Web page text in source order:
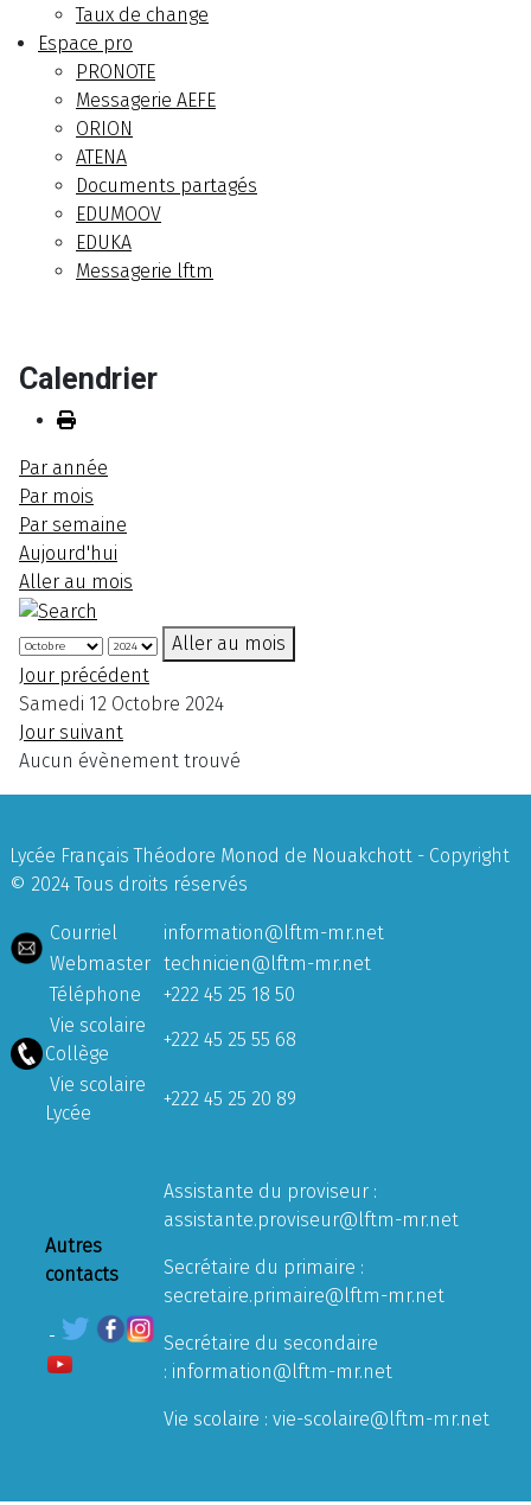
Taux de change
Espace pro
PRONOTE
Messagerie AEFE
ORION
ATENA
Documents partagés
EDUMOOV
EDUKA
Messagerie lftm
Calendrier
Par année
Par mois
Par semaine
Aujourd'hui
Aller au mois
Aller au mois
Jour précédent
Samedi 12 Octobre 2024
Jour suivant
Aucun évènement trouvé
Lycée Français Théodore Monod de Nouakchott - Copyright
© 2024 Tous droits réservés
Courriel
information@lftm-mr.net
Webmaster technicien@lftm-mr.net
Téléphone
+222 45 25 18 50
Vie scolaire
Collège
+222 45 25 55 68
Vie scolaire
Lycée
+222 45 25 20 89
Autres
contacts
Assistante du proviseur :
assistante.proviseur@lftm-mr.net
Secrétaire du primaire :
secretaire.primaire@lftm-mr.net
Secrétaire du secondaire
: information@lftm-mr.net
Vie scolaire : vie-scolaire@lftm-mr.net